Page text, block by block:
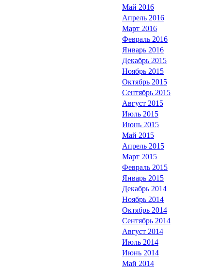
Май 2016
Апрель 2016
Март 2016
Февраль 2016
Январь 2016
Декабрь 2015
Ноябрь 2015
Октябрь 2015
Сентябрь 2015
Август 2015
Июль 2015
Июнь 2015
Май 2015
Апрель 2015
Март 2015
Февраль 2015
Январь 2015
Декабрь 2014
Ноябрь 2014
Октябрь 2014
Сентябрь 2014
Август 2014
Июль 2014
Июнь 2014
Май 2014